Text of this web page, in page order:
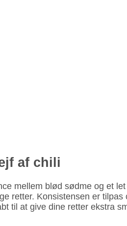
af chili
mellem blød sødme og et
retter. Konsistensen er tilpas
til at give dine retter ekstra